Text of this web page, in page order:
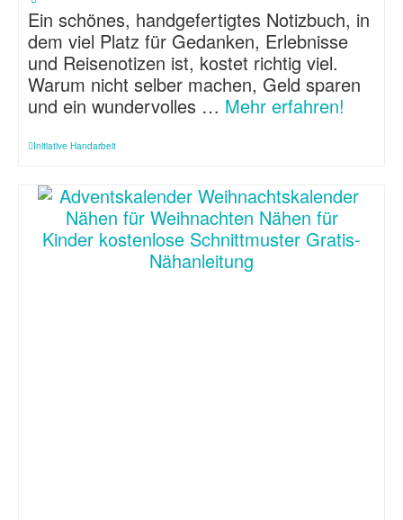
Ein schönes, handgefertigtes Notizbuch, in
dem viel Platz für Gedanken, Erlebnisse
und Reisenotizen ist, kostet richtig viel.
Warum nicht selber machen, Geld sparen
und ein wundervolles … Mehr erfahren!
Initiative Handarbeit